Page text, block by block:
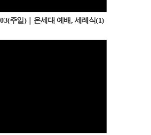
주일)｜온세대 예배, 세례식(1)